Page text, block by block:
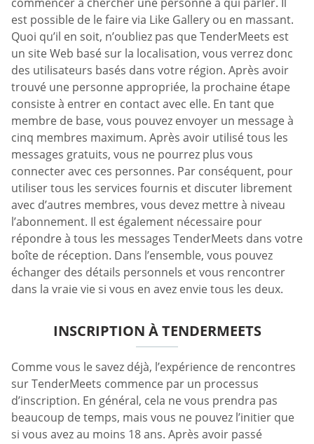
est possible de le faire via Like Gallery ou en massant.
Quoi qu’il en soit, n’oubliez pas que TenderMeets est
un site Web basé sur la localisation, vous verrez donc
des utilisateurs basés dans votre région. Après avoir
trouvé une personne appropriée, la prochaine étape
consiste à entrer en contact avec elle. En tant que
membre de base, vous pouvez envoyer un message à
cinq membres maximum. Après avoir utilisé tous les
messages gratuits, vous ne pourrez plus vous
connecter avec ces personnes. Par conséquent, pour
utiliser tous les services fournis et discuter librement
avec d’autres membres, vous devez mettre à niveau
l’abonnement. Il est également nécessaire pour
répondre à tous les messages TenderMeets dans votre
boîte de réception. Dans l’ensemble, vous pouvez
échanger des détails personnels et vous rencontrer
dans la vraie vie si vous en avez envie tous les deux.
INSCRIPTION À TENDERMEETS
Comme vous le savez déjà, l’expérience de rencontres
sur TenderMeets commence par un processus
d’inscription. En général, cela ne vous prendra pas
beaucoup de temps, mais vous ne pouvez l’initier que
si vous avez au moins 18 ans. Après avoir passé